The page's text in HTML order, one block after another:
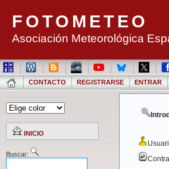
FOTOMETEO
Asociación Meteorológica
CONTACTO REGISTRARSE ENTRAR
INICIO
Buscar: